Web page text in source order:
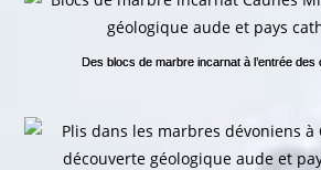
Des blocs de marbre incarnat à l’entrée des